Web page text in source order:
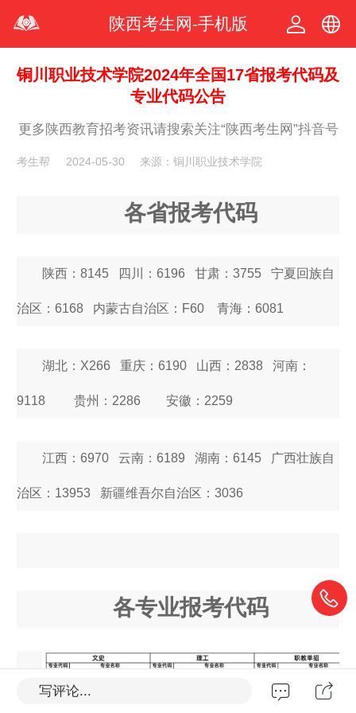
陕西考生网-手机版
中文
铜川职业技术学院2024年全国17省报考代码及
专业代码公告
更多陕西教育招考资讯请搜索关注“陕西考生网”抖音号
考生帮 2024-05-30 来源：铜川职业技术学院
各省报考代码
陕西：8145 四川：6196 甘肃：3755 宁夏回族自
治区：6168 内蒙古自治区：F60 青海：6081
湖北：X266 重庆：6190 山西：2838 河南：
9118 贵州：2286 安徽：2259
江西：6970 云南：6189 湖南：6145 广西壮族自
治区：13953 新疆维吾尔自治区：3036
各专业报考代码
写评论...